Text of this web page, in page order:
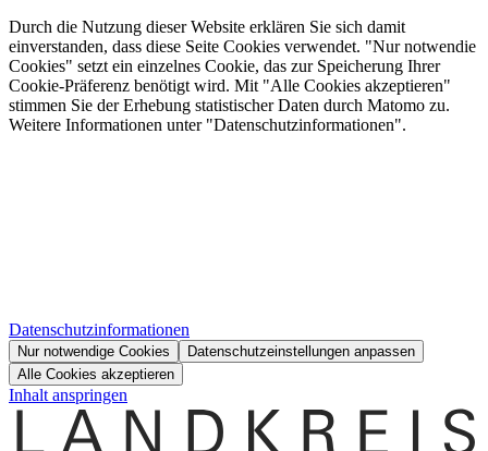
Durch die Nutzung dieser Website erklären Sie sich damit
einverstanden, dass diese Seite Cookies verwendet. "Nur notwendie
Cookies" setzt ein einzelnes Cookie, das zur Speicherung Ihrer
Cookie-Präferenz benötigt wird. Mit "Alle Cookies akzeptieren"
stimmen Sie der Erhebung statistischer Daten durch Matomo zu.
Weitere Informationen unter "Datenschutzinformationen".
Datenschutzinformationen
Nur notwendige Cookies
Datenschutzeinstellungen anpassen
Alle Cookies akzeptieren
Inhalt anspringen